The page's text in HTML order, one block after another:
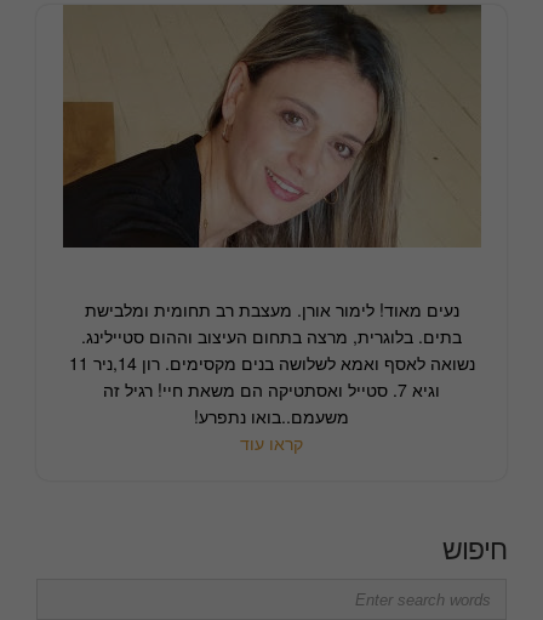
נעים מאוד! לימור אורן. מעצבת רב תחומית ומלבישת
בתים. בלוגרית, מרצה בתחום העיצוב וההום סטיילינג.
נשואה לאסף ואמא לשלושה בנים מקסימים. רון 14,ניר 11
וגיא 7. סטייל ואסתטיקה הם משאת חיי! רגיל זה
משעמם..בואו נתפרע!
קראו עוד
חיפוש
Search